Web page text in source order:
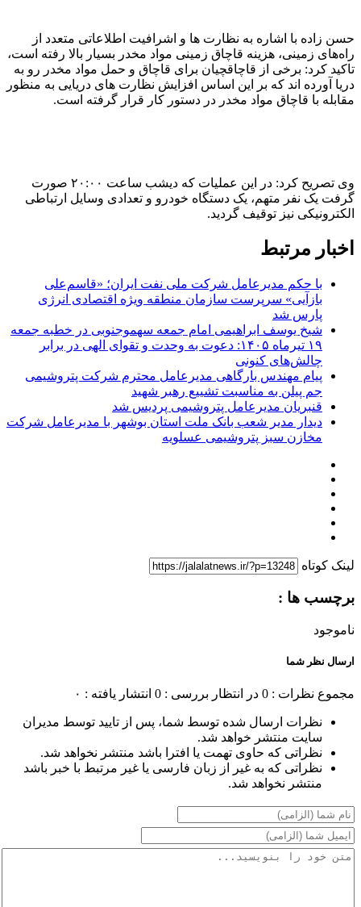
حسن زاده با اشاره به نظارت ها و اشرافیت اطلاعاتی متعدد از
راه‌های زمینی، هزینه قاچاق زمینی مواد مخدر بسیار بالا رفته است،
تاکید کرد: برخی از قاچاقچیان برای قاچاق و حمل مواد مخدر رو به
دریا آورده اند که بر این اساس افزایش نظارت های دریایی به منظور
مقابله با قاچاق مواد مخدر در دستور کار قرار گرفته است.
وی تصریح کرد: در این عملیات که دیشب ساعت ۲۰:۰۰ صورت
گرفت یک نفر متهم، یک دستگاه خودرو و تعدادی وسایل ارتباطی
الکترونیکی نیز توقیف گردید.
اخبار مرتبط
با حکم مدیرعامل شرکت ملی نفت ایران؛ «قاسم‌علی
بازآیی» سرپرست سازمان منطقه ویژه اقتصادی انرژی
پارس شد
شیخ یوسف ابراهیمی امام جمعه سهموجنوبی در خطبه جمعه
۱۹ تیرماه ۱۴۰۵: دعوت به وحدت و تقوای الهی در برابر
چالش‌های کنونی
پیام‌ مهندس بارگاهی مدیرعامل محترم شرکت پتروشیمی
جم پیلن به مناسبت تشییع رهبر شهید
قنبریان مدیرعامل پتروشیمی پردیس شد
دیدار مدیر شعب بانک ملت استان بوشهر با مدیرعامل شرکت
مخازن سبز پتروشیمی عسلویه
لینک کوتاه
برچسب ها :
ناموجود
ارسال نظر شما
مجموع نظرات : 0 در انتظار بررسی : 0 انتشار یافته : ۰
نظرات ارسال شده توسط شما، پس از تایید توسط مدیران
سایت منتشر خواهد شد.
نظراتی که حاوی تهمت یا افترا باشد منتشر نخواهد شد.
نظراتی که به غیر از زبان فارسی یا غیر مرتبط با خبر باشد
منتشر نخواهد شد.